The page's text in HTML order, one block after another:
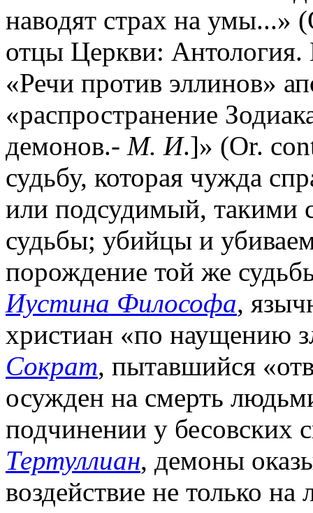
наводят страх на умы...»
отцы Церкви:
«Речи против эллинов»
«распространение
демонов.- М. И.]» (Or.
судьбу, которая чужда
или подсудимый, такими
судьбы; убийцы и
порождение той же
Иустина Философа,
христиан «по наущению
Сократ, пытавшийся
осужден на смерть
подчинении у бесовских
Тертуллиан, демоны
воздействие не только